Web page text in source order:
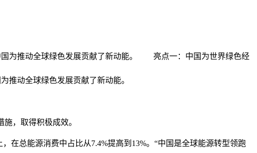
国为推动全球绿色发展贡献了新动能。 亮点一：中国为世界绿色经
推动全球绿色发展贡献了新动能。
，取得积极成效。
总能源消费中占比从7.4%提高到13%。“中国是全球能源转型领跑